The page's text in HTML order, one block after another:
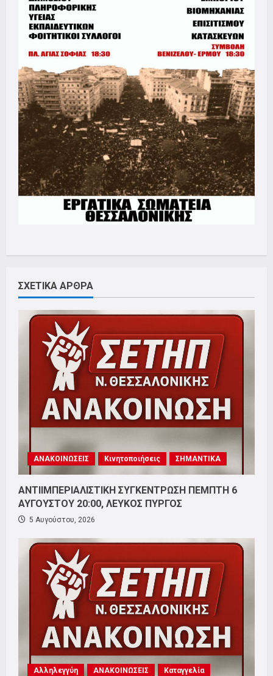
ΣΧΕΤΙΚΑ ΑΡΘΡΑ
ΑΝΑΚΟΙΝΩΣΕΙΣ Κινητοποιήσεις ΣΗΜΑΝΤΙΚΑ
ΑΝΤΙΙΜΠΕΡΙΑΛΙΣΤΙΚΗ ΣΥΓΚΕΝΤΡΩΣΗ ΠΕΜΠΤΗ 6
ΑΥΓΟΥΣΤΟΥ 20:00, ΛΕΥΚΟΣ ΠΥΡΓΟΣ
5 Αυγούστου, 2026
Αλληλεγγύη ΑΝΑΚΟΙΝΩΣΕΙΣ
Καταγγελία